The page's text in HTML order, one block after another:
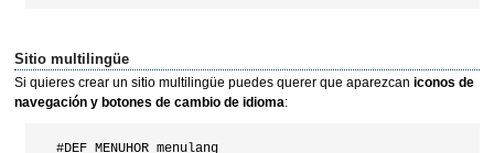
Sitio multilingüe
Si quieres crear un sitio multilingüe puedes querer que aparezcan iconos de
navegación y botones de cambio de idioma: